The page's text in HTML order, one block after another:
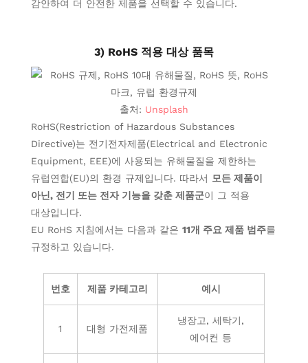
감안하여 더 안전한 제품을 선택할 수 있습니다.
3) RoHS 적용 대상 품목
출처: Unsplash
RoHS(Restriction of Hazardous Substances
Directive)는 전기전자제품(Electrical and Electronic
Equipment, EEE)에 사용되는 유해물질을 제한하는
유럽연합(EU)의 환경 규제입니다. 따라서 모든 제품이
아닌, 전기 또는 전자 기능을 갖춘 제품군이 그 적용
대상입니다.
EU RoHS 지침에서는 다음과 같은 11개 주요 제품 범주를
규정하고 있습니다.
번호 제품 카테고리 예시
1 대형 가전제품
냉장고, 세탁기,
에어컨 등